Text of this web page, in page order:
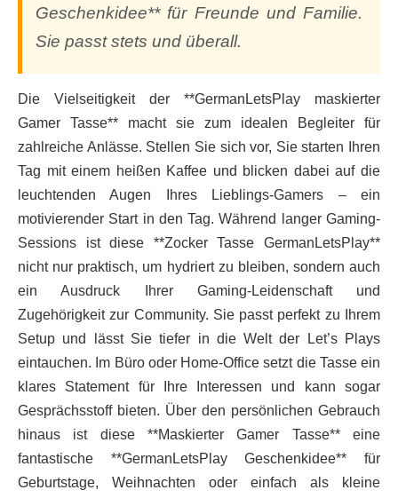
Geschenkidee** für Freunde und Familie.
Sie passt stets und überall.
Die Vielseitigkeit der **GermanLetsPlay maskierter
Gamer Tasse** macht sie zum idealen Begleiter für
zahlreiche Anlässe. Stellen Sie sich vor, Sie starten Ihren
Tag mit einem heißen Kaffee und blicken dabei auf die
leuchtenden Augen Ihres Lieblings-Gamers – ein
motivierender Start in den Tag. Während langer Gaming-
Sessions ist diese **Zocker Tasse GermanLetsPlay**
nicht nur praktisch, um hydriert zu bleiben, sondern auch
ein Ausdruck Ihrer Gaming-Leidenschaft und
Zugehörigkeit zur Community. Sie passt perfekt zu Ihrem
Setup und lässt Sie tiefer in die Welt der Let’s Plays
eintauchen. Im Büro oder Home-Office setzt die Tasse ein
klares Statement für Ihre Interessen und kann sogar
Gesprächsstoff bieten. Über den persönlichen Gebrauch
hinaus ist diese **Maskierter Gamer Tasse** eine
fantastische **GermanLetsPlay Geschenkidee** für
Geburtstage, Weihnachten oder einfach als kleine